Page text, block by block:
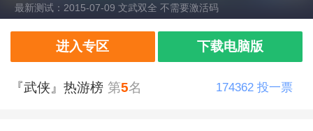
最新测试：2015-07-09 文武双全 不需要激活码
进入专区 下载电脑版
『武侠』热游榜 第5名 174362 投一票